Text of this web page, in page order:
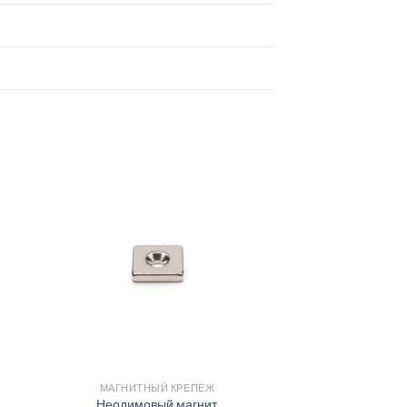
МАГНИТНЫЙ КРЕПЁЖ
Неодимовый магнит